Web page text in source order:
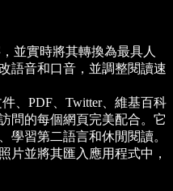
並實時將其轉換為最具人
語音和口音，並調整閱讀速
、PDF、Twitter、維基百科
問的每個網頁完美配合。它
學習第二語言和休閒閱讀。
片並將其匯入應用程式中，